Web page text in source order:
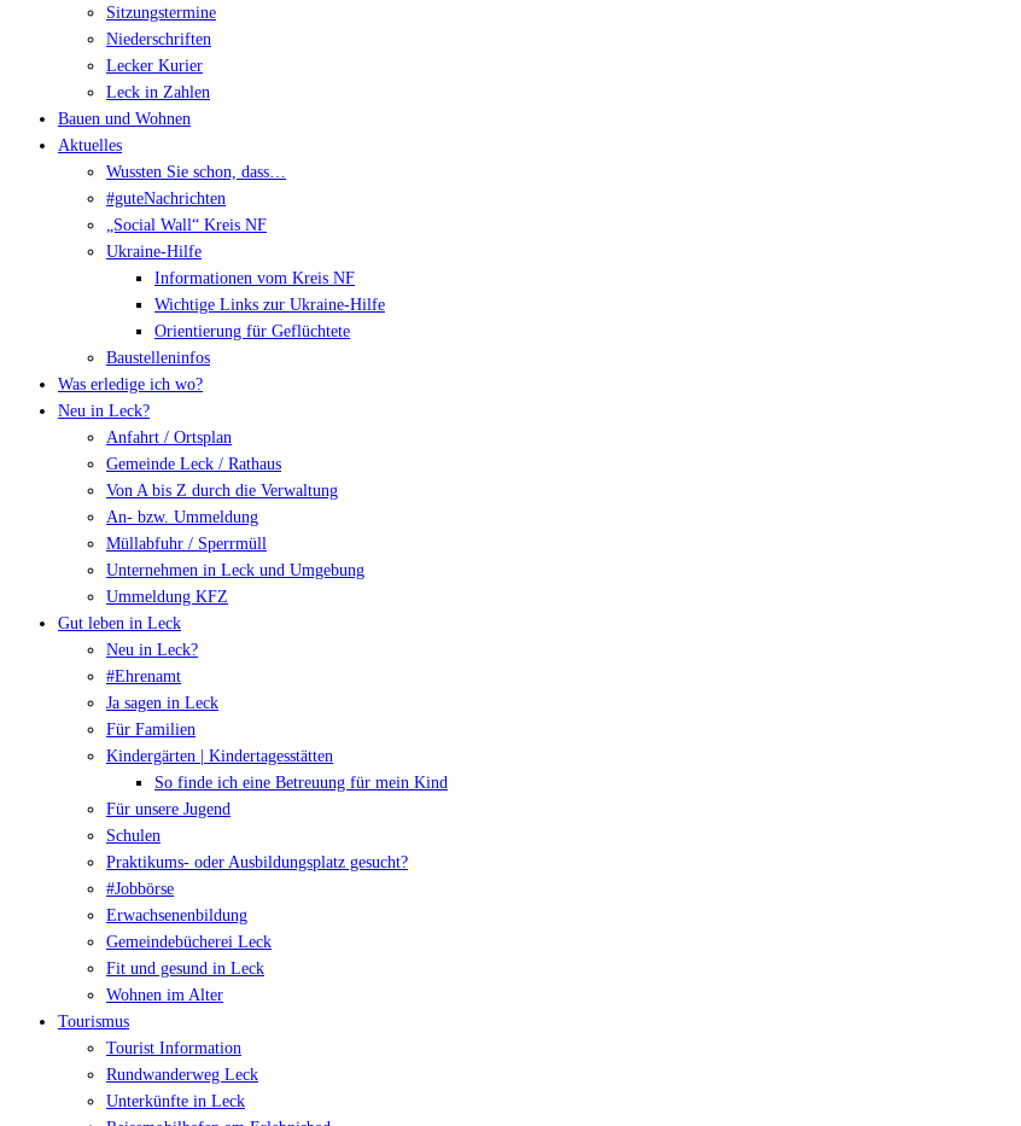
Sitzungstermine
Niederschriften
Lecker Kurier
Leck in Zahlen
Bauen und Wohnen
Aktuelles
Wussten Sie schon, dass…
#guteNachrichten
„Social Wall“ Kreis NF
Ukraine-Hilfe
Informationen vom Kreis NF
Wichtige Links zur Ukraine-Hilfe
Orientierung für Geflüchtete
Baustelleninfos
Was erledige ich wo?
Neu in Leck?
Anfahrt / Ortsplan
Gemeinde Leck / Rathaus
Von A bis Z durch die Verwaltung
An- bzw. Ummeldung
Müllabfuhr / Sperrmüll
Unternehmen in Leck und Umgebung
Ummeldung KFZ
Gut leben in Leck
Neu in Leck?
#Ehrenamt
Ja sagen in Leck
Für Familien
Kindergärten | Kindertagesstätten
So finde ich eine Betreuung für mein Kind
Für unsere Jugend
Schulen
Praktikums- oder Ausbildungsplatz gesucht?
#Jobbörse
Erwachsenenbildung
Gemeindebücherei Leck
Fit und gesund in Leck
Wohnen im Alter
Tourismus
Tourist Information
Rundwanderweg Leck
Unterkünfte in Leck